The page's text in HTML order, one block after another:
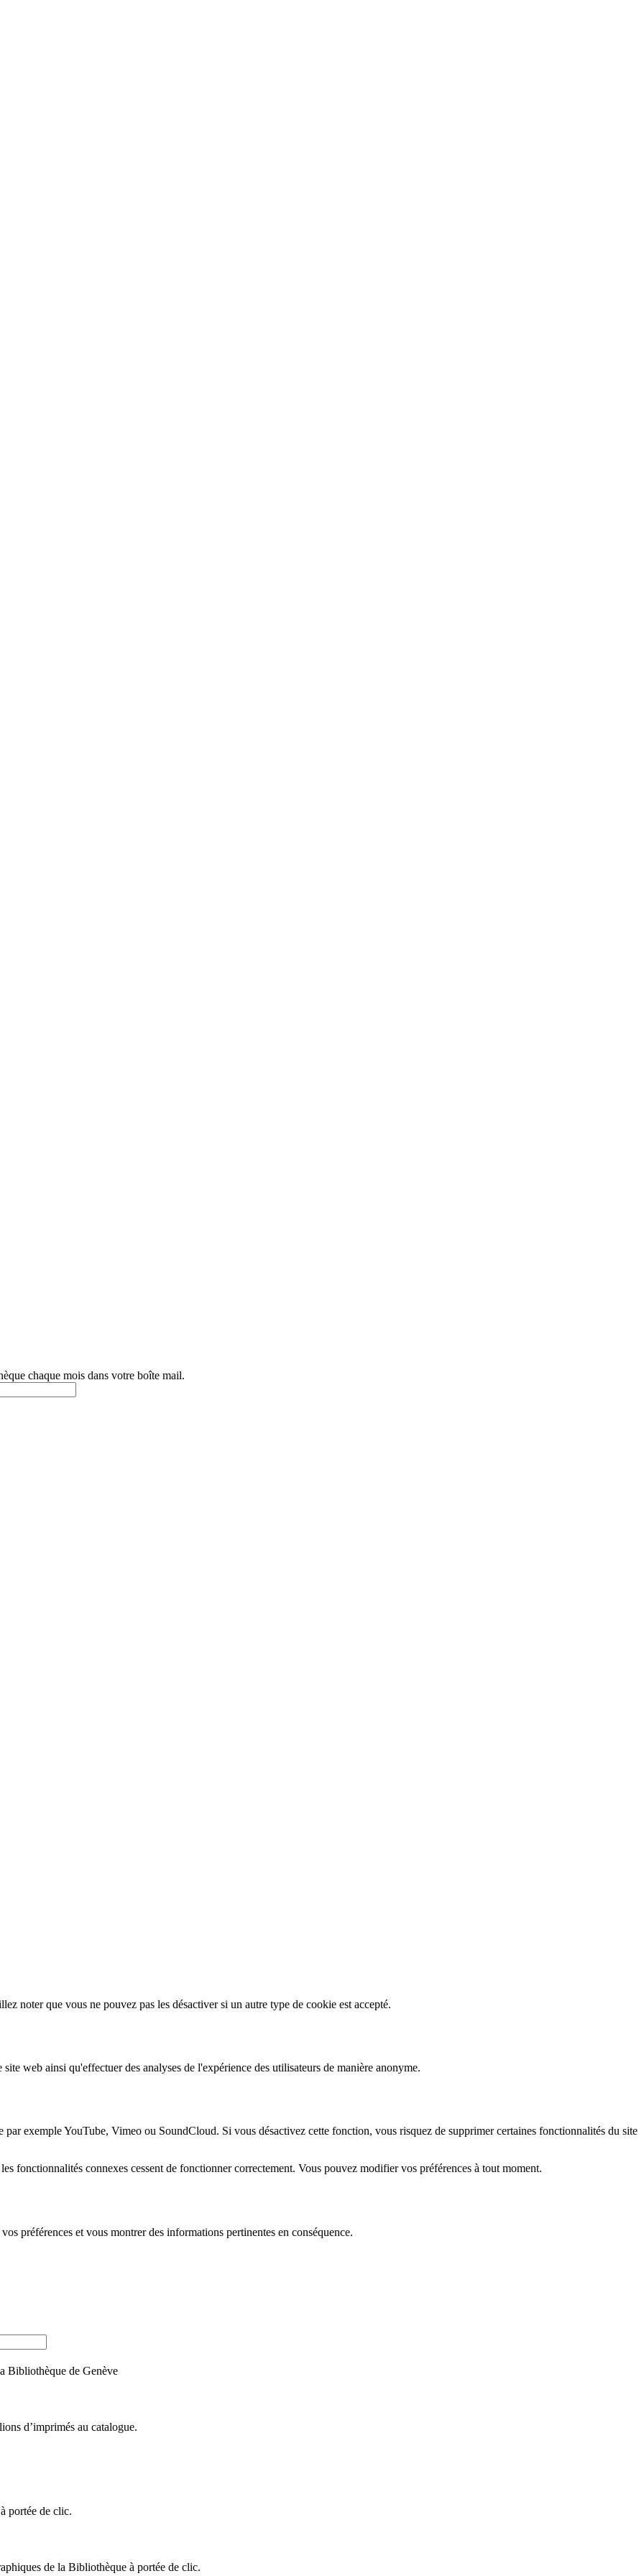
chaque mois dans votre boîte mail.
noter que vous ne pouvez pas les désactiver si un autre type de cookie est accepté.
web ainsi qu'effectuer des analyses de l'expérience des utilisateurs de manière anonyme.
exemple YouTube, Vimeo ou SoundCloud. Si vous désactivez cette fonction, vous risquez de supprimer certaines fonctionnalités du site
fonctionnalités connexes cessent de fonctionner correctement. Vous pouvez modifier vos préférences à tout moment.
préférences et vous montrer des informations pertinentes en conséquence.
Bibliothèque de Genève
d’imprimés au catalogue.
portée de clic.
de la Bibliothèque à portée de clic.